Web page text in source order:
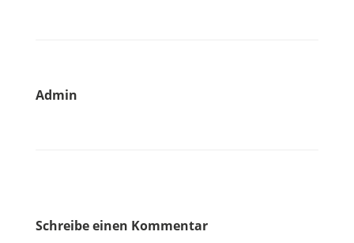
Admin
Schreibe einen Kommentar